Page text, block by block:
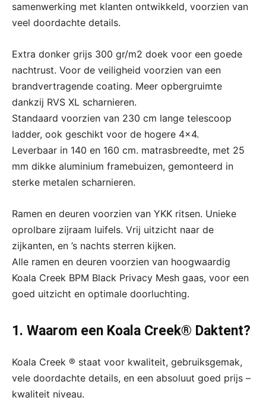
samenwerking met klanten ontwikkeld, voorzien van
veel doordachte details.
Extra donker grijs 300 gr/m2 doek voor een goede
nachtrust. Voor de veiligheid voorzien van een
brandvertragende coating. Meer opbergruimte
dankzij RVS XL scharnieren.
Standaard voorzien van 230 cm lange telescoop
ladder, ook geschikt voor de hogere 4×4.
Leverbaar in 140 en 160 cm. matrasbreedte, met 25
mm dikke aluminium framebuizen, gemonteerd in
sterke metalen scharnieren.
Ramen en deuren voorzien van YKK ritsen. Unieke
oprolbare zijraam luifels. Vrij uitzicht naar de
zijkanten, en ’s nachts sterren kijken.
Alle ramen en deuren voorzien van hoogwaardig
Koala Creek BPM Black Privacy Mesh gaas, voor een
goed uitzicht en optimale doorluchting.
1. Waarom een Koala Creek® Daktent?
Koala Creek ® staat voor kwaliteit, gebruiksgemak,
vele doordachte details, en een absoluut goed prijs –
kwaliteit niveau.